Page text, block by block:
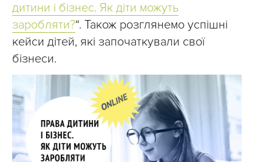
дитини і бізнес. Як діти можуть
заробляти?“. Також розглянемо успішні
кейси дітей, які започаткували свої
бізнеси.